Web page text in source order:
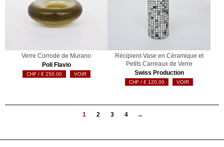
Verre Corrodé de Murano
Poli Flavio
€250.00 VOIR
Récipient-Vase en Céramique et
Petits Carreaux de Verre
Swiss Production
€ 120.00 VOIR
1 2 3 4 →